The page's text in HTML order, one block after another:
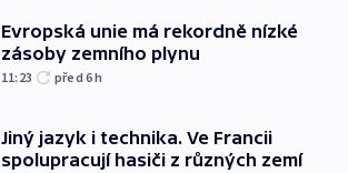
Evropská unie má rekordně nízké
zásoby zemního plynu
11:23 před 6h
Jiný jazyk i technika. Ve Francii
spolupracují hasiči z různých zemí